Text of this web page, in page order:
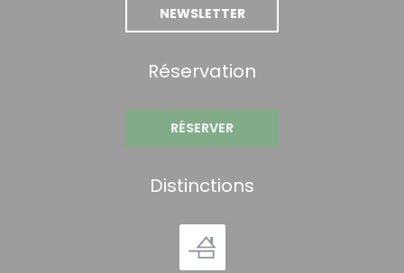
NEWSLETTER
Réservation
RÉSERVER
Distinctions